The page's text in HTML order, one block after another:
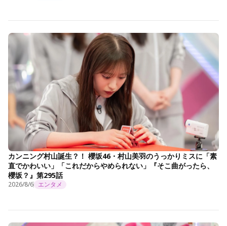
カンニング村山誕生？！ 櫻坂46・村山美羽のうっかりミスに「素
直でかわいい」「これだからやめられない」『そこ曲がったら、
櫻坂？』第295話
2026/8/6 エンタメ